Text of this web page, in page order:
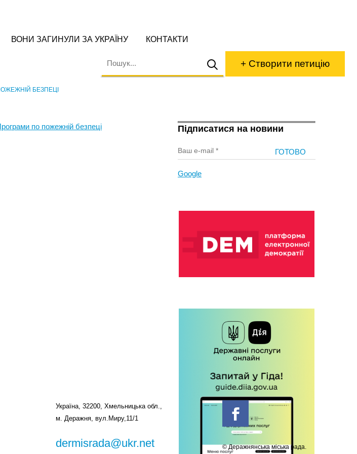
ВОНИ ЗАГИНУЛИ ЗА УКРАЇНУ КОНТАКТИ
+ Створити петицію
БЕЗПЕЦІ
Підписатися на новини
Google
по пожежній безпеці
Україна, 32200, Хмельницька обл.,
м. Деражня, вул.Миру,11/1
dermisrada@ukr.net
© Деражнянська міська рада.